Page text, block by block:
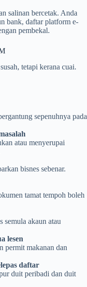
salinan bercetak. Anda
bank, daftar platform e-
pembekal.
tetapi kerana cuai.
sepenuhnya pada
atau menyerupai
bisnes sebenar.
tamat tempoh boleh
semula akaun atau
lesen
permit makanan dan
daftar
duit peribadi dan duit